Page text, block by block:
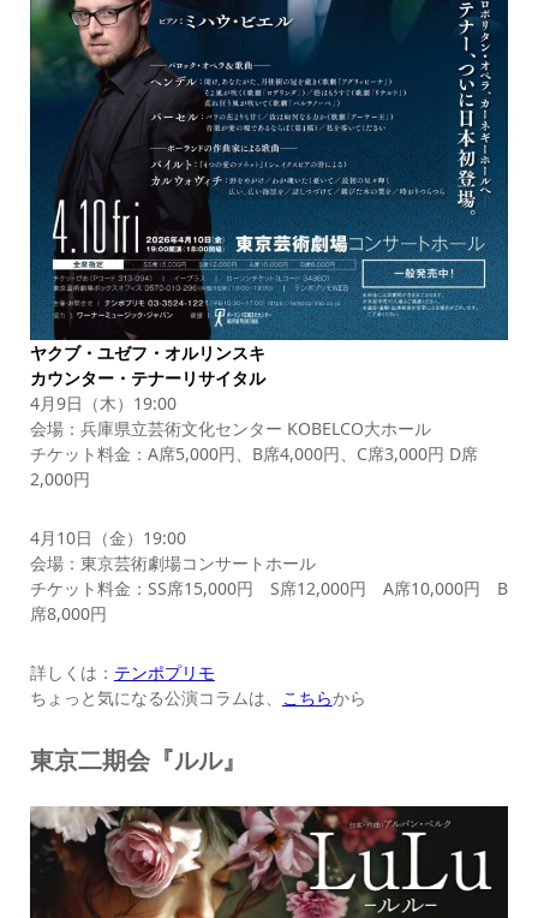
ヤクブ・ユゼフ・オルリンスキ
カウンター・テナーリサイタル
4月9日（木）19:00
会場：兵庫県立芸術文化センター KOBELCO大ホール
チケット料金：A席5,000円、B席4,000円、C席3,000円 D席
2,000円
4月10日（金）19:00
会場：東京芸術劇場コンサートホール
チケット料金：SS席15,000円 S席12,000円 A席10,000円 B
席8,000円
詳しくは： テンポプリモ
ちょっと気になる公演コラムは、 こちらから
東京二期会『ルル』